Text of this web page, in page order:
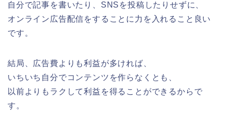
自分で記事を書いたり、SNSを投稿したりせずに、
オンライン広告配信をすることに力を入れること良い
です。
結局、広告費よりも利益が多ければ、
いちいち自分でコンテンツを作らなくとも、
以前よりもラクして利益を得ることができるからで
す。